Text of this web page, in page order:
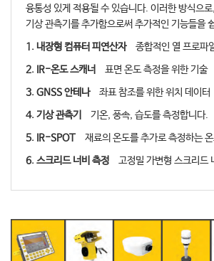
융통성 있게 적용될 수 있습니다. 이러한 방식으
기상 관측기를 추가함으로써 추가적인 기능들을
1. 내장형 컴퓨터 피연산자
종합적인 열 프로파
2. IR-온도 스캐너
표면 온도 측정을 위한 기술
3. GNSS 안테나
좌표 참조를 위한 위치 데이터
4. 기상 관측기
기온, 풍속, 습도를 측정합니다.
5. IR-SPOT
재료의 온도를 추가로 측정하는
6. 스크리드 너비 측정
고정밀 가변형 스크리드